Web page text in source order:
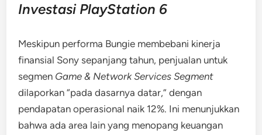
Investasi PlayStation 6
Meskipun performa Bungie membebani kinerja
finansial Sony sepanjang tahun, penjualan untuk
segmen Game & Network Services Segment
dilaporkan “pada dasarnya datar,” dengan
pendapatan operasional naik 12%. Ini menunjukkan
bahwa ada area lain yang menopang keuangan